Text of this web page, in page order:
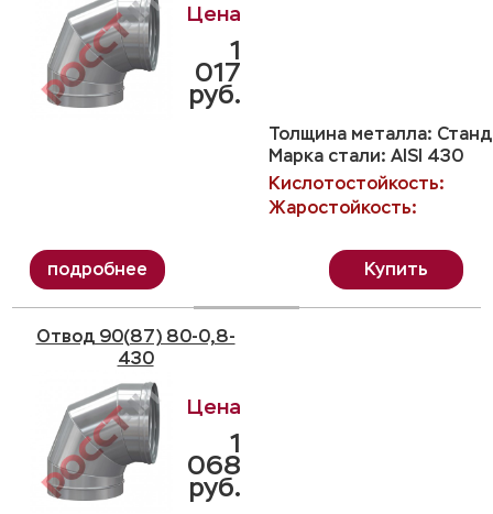
Толщина металла:
Марка стали: AISI 430
Кислотостойкость:
Жаростойкость:
1
017
руб.
Купить
Отвод 90(87) 80-0,8-
430
1
068
руб.